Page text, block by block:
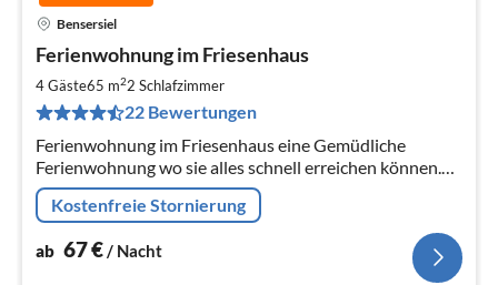
Bensersiel
Ferienwohnung im Friesenhaus
4 Gäste65 m22 Schlafzimmer
22 Bewertungen
Ferienwohnung im Friesenhaus eine Gemüdliche
Ferienwohnung wo sie alles schnell erreichen können.
im Winter mit offenen Kamin Überdachte Terrasse.
Inklusive Bettwäsche.
Kostenfreie Stornierung
ab 67€/ Nacht